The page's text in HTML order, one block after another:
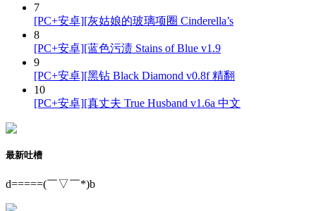
7
[PC+安卓][灰姑娘的玻璃项圈 Cinderella’s
8
[PC+安卓][蓝色污渍 Stains of Blue v1.9
9
[PC+安卓][黑钻 Black Diamond v0.8f 精翻
10
[PC+安卓][真丈夫 True Husband v1.6a 中文
最新吐槽
d=====(￣▽￣*)b